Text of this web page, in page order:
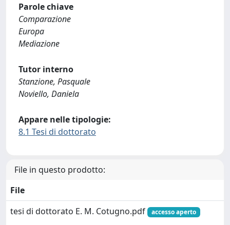
Parole chiave
Comparazione
Europa
Mediazione
Tutor interno
Stanzione, Pasquale
Noviello, Daniela
Appare nelle tipologie:
8.1 Tesi di dottorato
File in questo prodotto:
File
tesi di dottorato E. M. Cotugno.pdf
accesso aperto